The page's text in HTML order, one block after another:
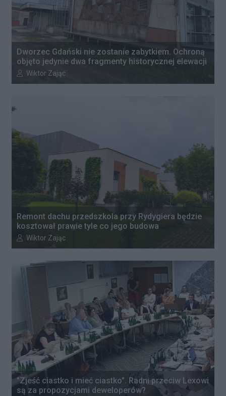
Dworzec Gdański nie zostanie zabytkiem. Ochroną
objęto jedynie dwa fragmenty historycznej elewacji
Autor artykułu:
Wiktor Zając
Remont dachu przedszkola przy Rydygiera będzie
kosztował prawie tyle co jego budowa
Autor artykułu:
Wiktor Zając
"Zjeść ciastko i mieć ciastko". Radni przeciw Lexowi
są za propozycjami deweloperów?